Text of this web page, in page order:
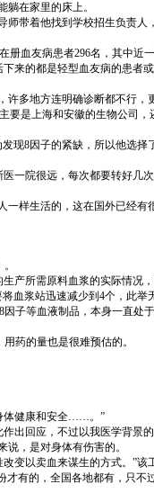
在家里的床上。
着他找到学校招生负责人
血友病患者296名，其中近一
的都是轻型血友病的患者
多地方连明确诊断都不行，
是上海和安徽的生物公司，
8因子的紧缺，所以他选
院很远，每次都要转好几
样生活的，这在国外已经有
所需原料血浆的实际情况
浆站迅速减少到4个，此举
子等血液制品，本身一直处
药的量也是很难预估的。
体健康和安全……。”
回应，不过以我医学背景
，是对身体有伤害的。
以卖血来谋生的方式。”该
有的，全国各地都有，只不